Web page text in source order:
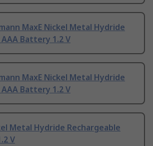
MaxE Nickel Metal Hydride
Battery 1.2 V
MaxE Nickel Metal Hydride
Battery 1.2 V
Metal Hydride Rechargeable
V